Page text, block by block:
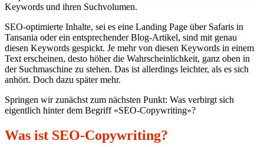
Keywords und ihren Suchvolumen.
SEO-optimierte Inhalte, sei es eine Landing Page über Safaris in
Tansania oder ein entsprechender Blog-Artikel, sind mit genau
diesen Keywords gespickt. Je mehr von diesen Keywords in einem
Text erscheinen, desto höher die Wahrscheinlichkeit, ganz oben in
der Suchmaschine zu stehen. Das ist allerdings leichter, als es sich
anhört. Doch dazu später mehr.
Springen wir zunächst zum nächsten Punkt: Was verbirgt sich
eigentlich hinter dem Begriff «SEO-Copywriting»?
Was ist SEO-Copywriting?